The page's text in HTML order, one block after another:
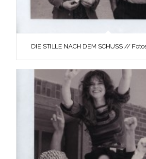
DIE STILLE NACH DEM SCHUSS //